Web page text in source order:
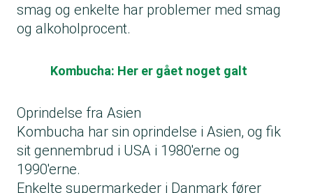
smag og enkelte har problemer med smag
og alkoholprocent.
Kombucha: Her er gået noget galt
Oprindelse fra Asien
Kombucha har sin oprindelse i Asien, og fik
sit gennembrud i USA i 1980'erne og
1990'erne.
Enkelte supermarkeder i Danmark fører